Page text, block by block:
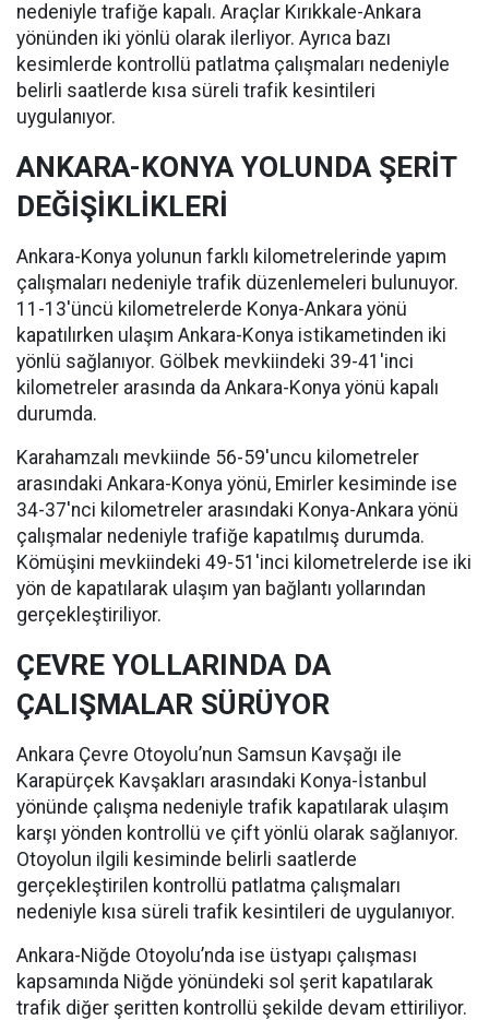
nedeniyle trafiğe kapalı. Araçlar Kırıkkale-Ankara
yönünden iki yönlü olarak ilerliyor. Ayrıca bazı
kesimlerde kontrollü patlatma çalışmaları nedeniyle
belirli saatlerde kısa süreli trafik kesintileri
uygulanıyor.
ANKARA-KONYA YOLUNDA ŞERİT
DEĞİŞİKLİKLERİ
Ankara-Konya yolunun farklı kilometrelerinde yapım
çalışmaları nedeniyle trafik düzenlemeleri bulunuyor.
11-13'üncü kilometrelerde Konya-Ankara yönü
kapatılırken ulaşım Ankara-Konya istikametinden iki
yönlü sağlanıyor. Gölbek mevkiindeki 39-41'inci
kilometreler arasında da Ankara-Konya yönü kapalı
durumda.
Karahamzalı mevkiinde 56-59'uncu kilometreler
arasındaki Ankara-Konya yönü, Emirler kesiminde ise
34-37'nci kilometreler arasındaki Konya-Ankara yönü
çalışmalar nedeniyle trafiğe kapatılmış durumda.
Kömüşini mevkiindeki 49-51'inci kilometrelerde ise iki
yön de kapatılarak ulaşım yan bağlantı yollarından
gerçekleştiriliyor.
ÇEVRE YOLLARINDA DA
ÇALIŞMALAR SÜRÜYOR
Ankara Çevre Otoyolu’nun Samsun Kavşağı ile
Karapürçek Kavşakları arasındaki Konya-İstanbul
yönünde çalışma nedeniyle trafik kapatılarak ulaşım
karşı yönden kontrollü ve çift yönlü olarak sağlanıyor.
Otoyolun ilgili kesiminde belirli saatlerde
gerçekleştirilen kontrollü patlatma çalışmaları
nedeniyle kısa süreli trafik kesintileri de uygulanıyor.
Ankara-Niğde Otoyolu’nda ise üstyapı çalışması
kapsamında Niğde yönündeki sol şerit kapatılarak
trafik diğer şeritten kontrollü şekilde devam ettiriliyor.